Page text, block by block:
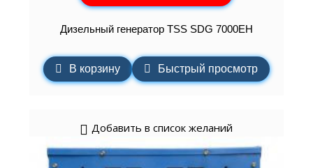
Дизельный генератор TSS SDG 7000EH
В корзину Быстрый просмотр
Добавить в список желаний